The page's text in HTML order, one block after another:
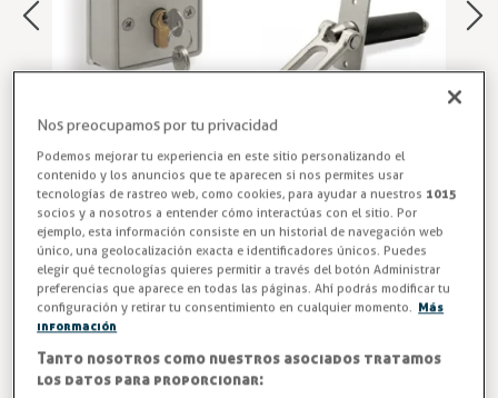
Kit Cerradura Puerta Corredera
Cerradura manual C-37 para puerta corredera metálica.
Esta cerradura esta realizada en zamak 5 y pintada en gris
EPOXI. Sus accesorios son en acero cincado. Su función es
poder añadir un sistema de cierre en una puerta corredera
Nos preocupamos por tu privacidad
Podemos mejorar tu experiencia en este sitio personalizando el
contenido y los anuncios que te aparecen si nos permites usar
tecnologías de rastreo web, como cookies, para ayudar a nuestros 1015
socios y a nosotros a entender cómo interactúas con el sitio. Por
ejemplo, esta información consiste en un historial de navegación web
único, una geolocalización exacta e identificadores únicos. Puedes
elegir qué tecnologías quieres permitir a través del botón Administrar
preferencias que aparece en todas las páginas. Ahí podrás modificar tu
configuración y retirar tu consentimiento en cualquier momento. Más
información
Tanto nosotros como nuestros asociados tratamos
los datos para proporcionar: